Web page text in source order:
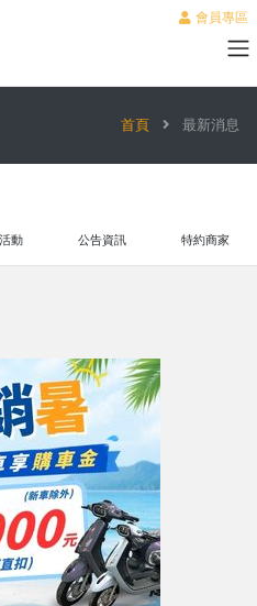
會員專區
首頁 最新消息
動 公告資訊 特約商家